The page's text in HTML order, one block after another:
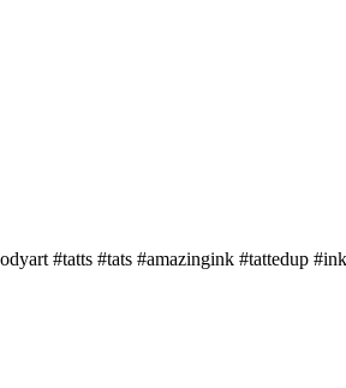
#tatts #tats #amazingink #tattedup